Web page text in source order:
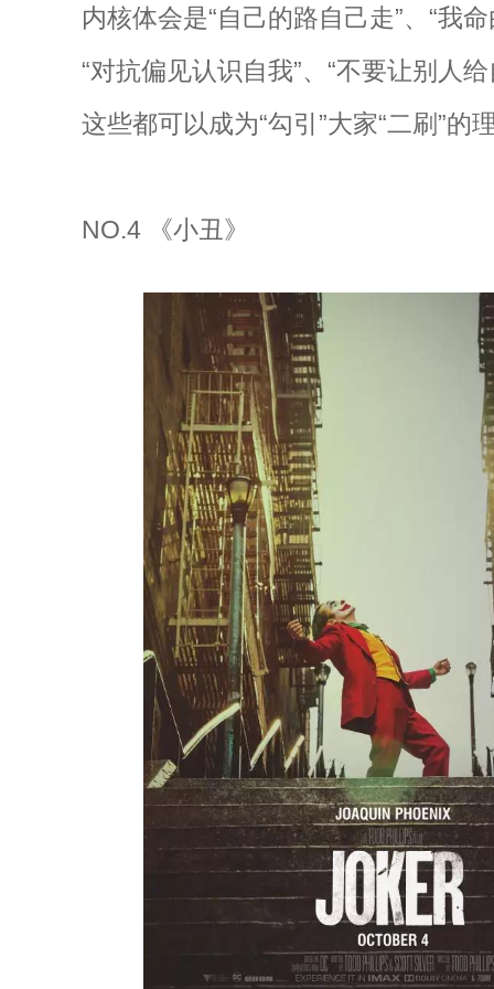
内核体会是“自己的路自己走”、“我
“对抗偏见认识自我”、“不要让别人
这些都可以成为“勾引”大家“二刷”的
NO.4 《小丑》